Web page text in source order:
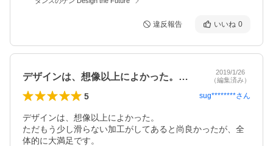
違反報告 いいね 0
デザインは、想像以上によかった。ただも…
2019/1/26
（編集済み）
5 sug********さん
デザインは、想像以上によかった。
ただもう少し滑らない加工がしてあると尚良かったが、全
体的に大満足です。